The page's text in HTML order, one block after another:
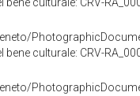
culturale: CRV-